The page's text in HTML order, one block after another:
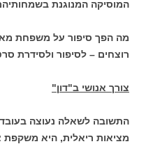
המוסיקה המנוגנת
מה הפך סיפור על משפחת
רוצחים – לסיפור ולסידרת
צורך אנושי ב"דון"
התשובה לשאלה נעוצה
מציאות ריאלית, היא משקפת